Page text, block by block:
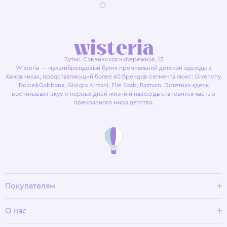
Бутик. Саввинская набережная, 13
Wisteria — мультибрендовый бутик премиальной детской одежды в
Хамовниках, представляющий более 60 брендов сегмента люкс: Givenchy,
Dolce&Gabbana, Giorgio Armani, Elie Saab, Balmain. Эстетика здесь
воспитывает вкус с первых дней жизни и навсегда становится частью
прекрасного мира детства.
Покупателям
Условия возврата
О нас